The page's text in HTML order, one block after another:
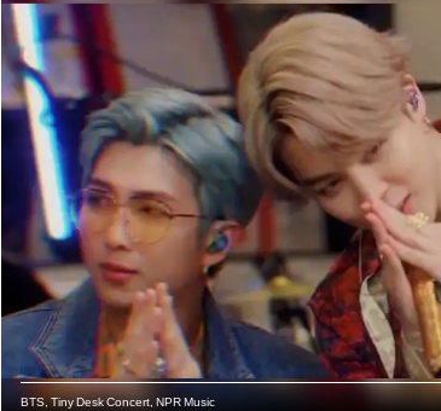
BTS, Tiny Desk Concert, NPR Music